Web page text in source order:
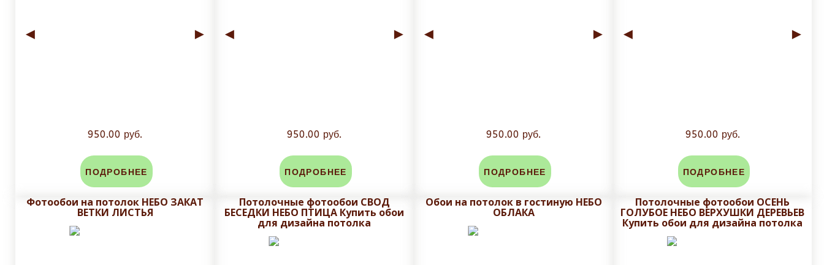
◄ ►
950.00 руб.
ПОДРОБНЕЕ
◄ ►
950.00 руб.
ПОДРОБНЕЕ
◄ ►
950.00 руб.
ПОДРОБНЕЕ
◄ ►
950.00 руб.
ПОДРОБНЕЕ
Фотообои на потолок НЕБО ЗАКАТ
ВЕТКИ ЛИСТЬЯ
Потолочные фотообои СВОД
БЕСЕДКИ НЕБО ПТИЦА Купить обои
для дизайна потолка
Обои на потолок в гостиную НЕБО
ОБЛАКА
Потолочные фотообои ОСЕНЬ
ГОЛУБОЕ НЕБО ВЕРХУШКИ ДЕРЕВЬЕВ
Купить обои для дизайна потолка